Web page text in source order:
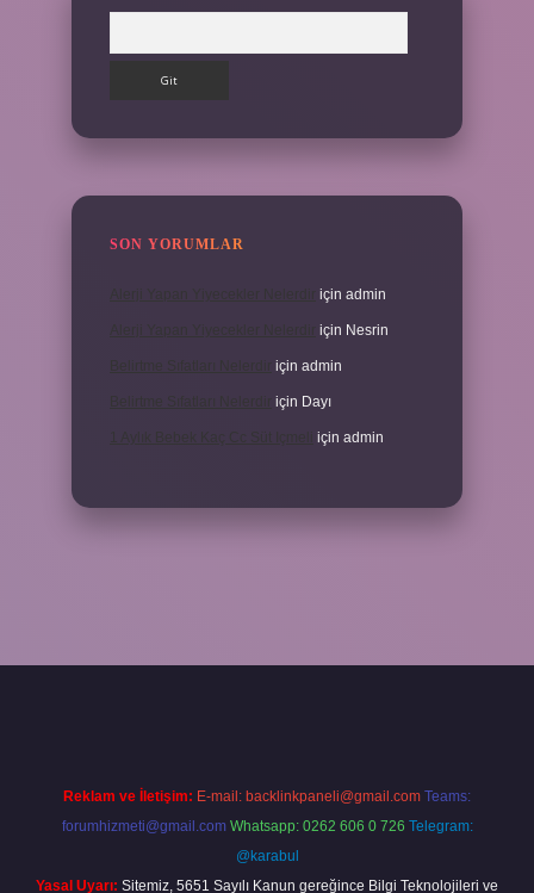
SON YORUMLAR
için admin
Alerji Yapan Yiyecekler Nelerdir için Nesrin
için admin
Belirtme Sıfatları Nelerdir için Dayı
1 Aylık Bebek Kaç Cc Süt Içmeli için admin
Reklam ve İletişim: E-mail: backlinkpaneli@gmail.com Teams:
forumhizmeti@gmail.com Whatsapp: 0262 606 0 726 Telegram:
@karabul
Yasal Uyarı: Sitemiz, 5651 Sayılı Kanun gereğince Bilgi Teknolojileri ve